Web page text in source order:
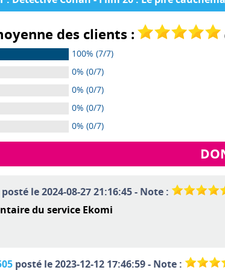
des clients :
100% (7/7)
0% (0/7)
0% (0/7)
0% (0/7)
0% (0/7)
posté le 2024-08-27 21:16:45 - Note :
du service Ekomi
posté le 2023-12-12 17:46:59 - Note :